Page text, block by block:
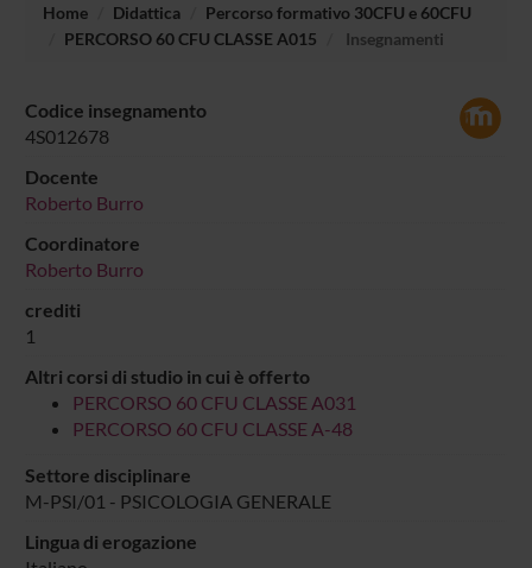
Home Didattica
Percorso formativo 30CFU e 60CFU
PERCORSO 60 CFU CLASSE A015
Insegnamenti
Codice insegnamento
4S012678
Docente
Roberto Burro
Coordinatore
Roberto Burro
crediti
1
Altri corsi di studio in cui è offerto
PERCORSO 60 CFU CLASSE A031
PERCORSO 60 CFU CLASSE A-48
Settore disciplinare
M-PSI/01 - PSICOLOGIA GENERALE
Lingua di erogazione